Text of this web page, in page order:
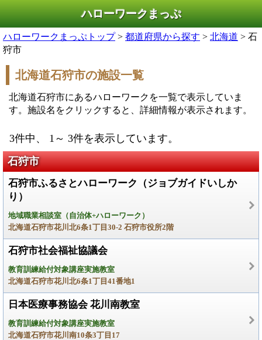
ハローワークまっぷ
ハローワークまっぷトップ> 都道府県から探す > 北海道 > 石
狩市
北海道石狩市の施設一覧
北海道石狩市にあるハローワークを一覧で表示していま
す。施設名をクリックすると、詳細情報が表示されます。
3件中、 1～ 3件を表示しています。
石狩市
石狩市ふるさとハローワーク（ジョブガイドいしか
り）
地域職業相談室（自治体+ハローワーク）
北海道石狩市花川北6条1丁目30-2 石狩市役所2階
石狩市社会福祉協議会
教育訓練給付対象講座実施教室
北海道石狩市花川北6条1丁目41番地1
日本医療事務協会 花川南教室
教育訓練給付対象講座実施教室
北海道石狩市花川南10条3丁目17